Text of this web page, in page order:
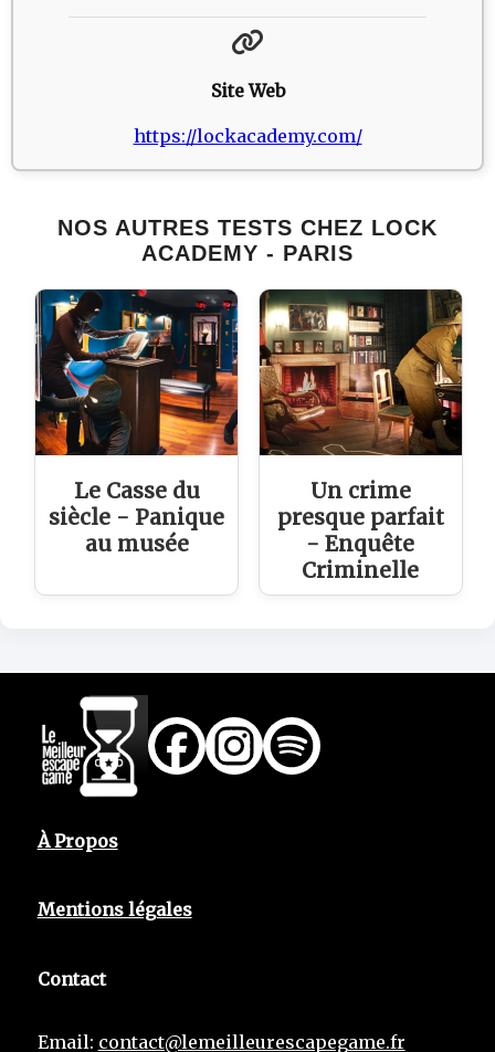
Site Web
https://lockacademy.com/
NOS AUTRES TESTS CHEZ LOCK
ACADEMY - PARIS
Le Casse du
siècle - Panique
au musée
Un crime
presque parfait
- Enquête
Criminelle
À Propos
Mentions légales
Contact
Email: contact@lemeilleurescapegame.fr